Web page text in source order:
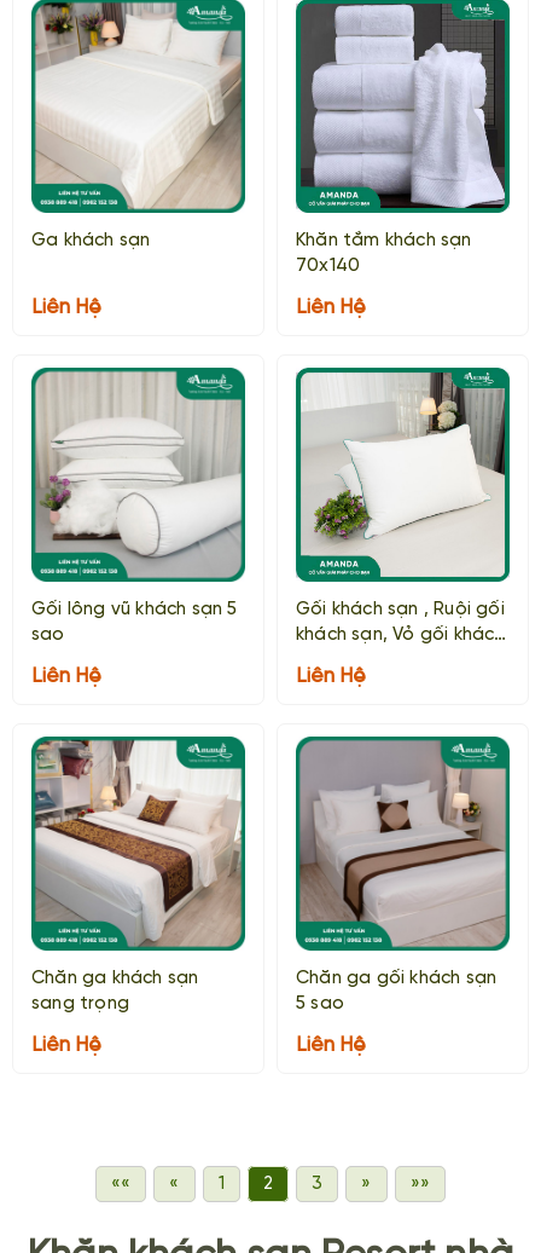
Ga khách sạn
Liên Hệ
Khăn tắm khách sạn
70x140
Liên Hệ
Gối lông vũ khách sạn 5
sao
Liên Hệ
Gối khách sạn , Ruội gối
khách sạn, Vỏ gối khách
Liên Hệ
Chăn ga khách sạn
sang trọng
Liên Hệ
Chăn ga gối khách sạn
5 sao
Liên Hệ
«« « 1 2 3 » »»